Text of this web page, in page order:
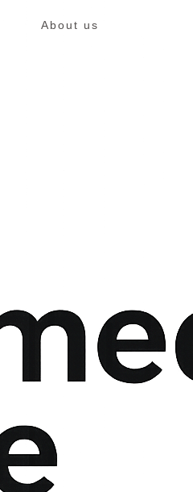
About us